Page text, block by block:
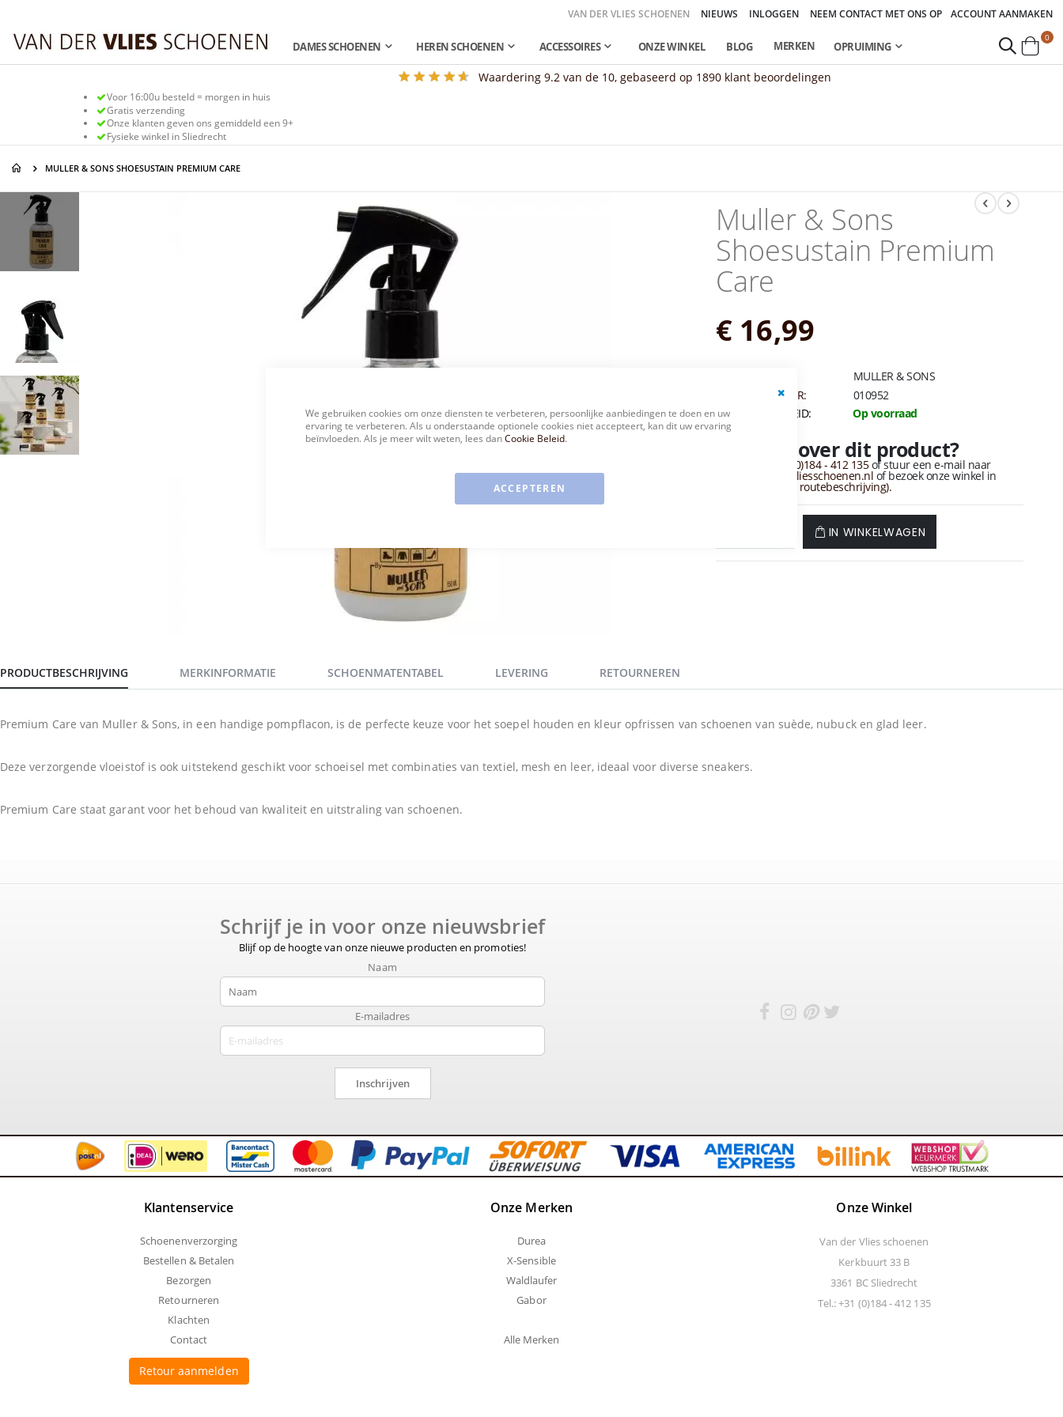
Close
Cookie
We gebruiken cookies om onze diensten te verbeteren, persoonlijke aanbiedingen te doen en uw
ervaring te verbeteren. Als u onderstaande optionele cookies niet accepteert, kan dit uw ervaring
beïnvloeden. Als je meer wilt weten, lees danCookie Beleid.
ACCEPTEREN
de
inhoud
VAN DER VLIES SCHOENEN NIEUWS INLOGGEN NEEM CONTACT MET ONS OP ACCOUNT AANMAKEN
DAMES SCHOENEN HEREN SCHOENEN ACCESSOIRES OPRUIMING
ONZE WINKEL BLOG MERKEN Cart
0
Waardering9.2 van de 10, gebaseerd op 1890 klant beoordelingen
Voor 16:00u besteld = morgen in huis
Gratis verzending
Onze klanten geven ons gemiddeld een 9+
Fysieke winkel in Sliedrecht
MULLER & SONS SHOESUSTAIN PREMIUM CARE
afbeeldingen-
afbeeldingen-
Muller & Sons
Shoesustain Premium
Care
€ 16,99
MULLER & SONS
ARTIKELNUMMER:
010952
BESCHIKBAARHEID:
Op voorraad
Vragen over dit product?
+31 (0)184 - 412 135of stuur een e-mail naar
info@vandervliesschoenen.nl of bezoek onze winkel in
(Zie routebeschrijving).
IN WINKELWAGEN
PRODUCTBESCHRIJVING
Premium Care van Muller & Sons, in een handige pompflacon, is de perfecte keuze voor het soepel houden en kleur opfrissen van schoenen van suède, nubuck en glad leer.
Deze verzorgende vloeistof is ook uitstekend geschikt voor schoeisel met combinaties van textiel, mesh en leer, ideaal voor diverse sneakers.
Premium Care staat garant voor het behoud van kwaliteit en uitstraling van schoenen.
MERKINFORMATIE SCHOENMATENTABEL LEVERING RETOURNEREN
Schrijf je in voor onze nieuwsbrief
Blijf op de hoogte van onze nieuwe producten en promoties!
Naam
E-mailadres
Inschrijven
Klantenservice
Schoenenverzorging
Bestellen & Betalen
Bezorgen
Retourneren
Klachten
Contact
Retour aanmelden
Onze Merken
Durea
X-Sensible
Waldlaufer
Gabor
Alle Merken
Onze Winkel
Van der Vlies schoenen
Kerkbuurt 33 B
3361 BC Sliedrecht
Tel.: +31 (0)184 - 412 135